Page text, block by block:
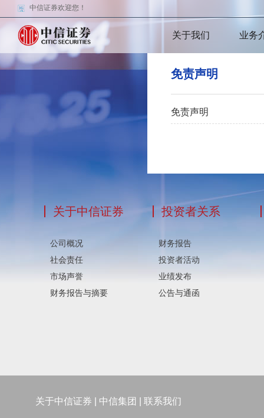
中信证券欢迎您！
关于我们 业务
免责声明
免责声明
关于中信证券
公司概况
社会责任
市场声誉
财务报告与摘要
投资者关系
财务报告
投资者活动
业绩发布
公告与通函
关于中信证券 中信集团 联系我们